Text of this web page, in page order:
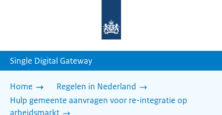
homepage
Single Digital Gateway
Home
Regelen in Nederland
Hulp gemeente aanvragen voor re-integratie op
arbeidsmarkt